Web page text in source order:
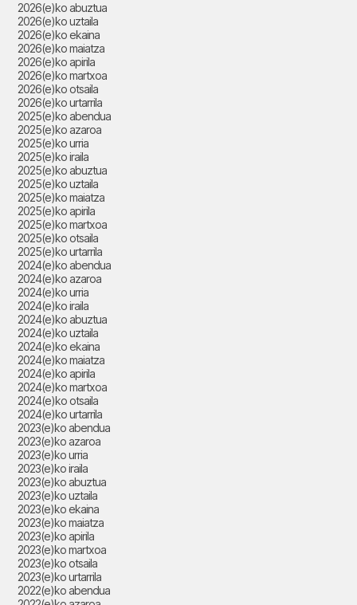
2026(e)ko abuztua
2026(e)ko uztaila
2026(e)ko ekaina
2026(e)ko maiatza
2026(e)ko apirila
2026(e)ko martxoa
2026(e)ko otsaila
2026(e)ko urtarrila
2025(e)ko abendua
2025(e)ko azaroa
2025(e)ko urria
2025(e)ko iraila
2025(e)ko abuztua
2025(e)ko uztaila
2025(e)ko maiatza
2025(e)ko apirila
2025(e)ko martxoa
2025(e)ko otsaila
2025(e)ko urtarrila
2024(e)ko abendua
2024(e)ko azaroa
2024(e)ko urria
2024(e)ko iraila
2024(e)ko abuztua
2024(e)ko uztaila
2024(e)ko ekaina
2024(e)ko maiatza
2024(e)ko apirila
2024(e)ko martxoa
2024(e)ko otsaila
2024(e)ko urtarrila
2023(e)ko abendua
2023(e)ko azaroa
2023(e)ko urria
2023(e)ko iraila
2023(e)ko abuztua
2023(e)ko uztaila
2023(e)ko ekaina
2023(e)ko maiatza
2023(e)ko apirila
2023(e)ko martxoa
2023(e)ko otsaila
2023(e)ko urtarrila
2022(e)ko abendua